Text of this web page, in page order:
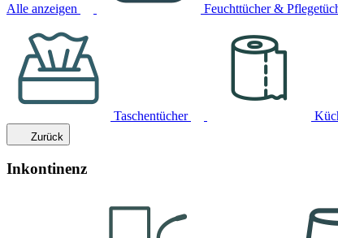
Alle anzeigen Feuchttücher &
Taschentücher
Zurück
Inkontinenz